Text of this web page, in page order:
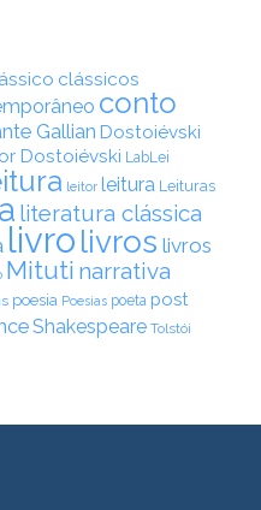
clássicos
conto
Gallian Dostoiévski
Dostoiévski LabLei
leitor leitura Leituras
literatura clássica
livro livros livros
Mituti narrativa
poesia Poesias poeta post
Shakespeare Tolstói